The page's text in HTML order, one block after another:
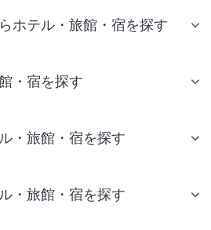
ホテル・旅館・宿を探す
・宿を探す
・旅館・宿を探す
・旅館・宿を探す